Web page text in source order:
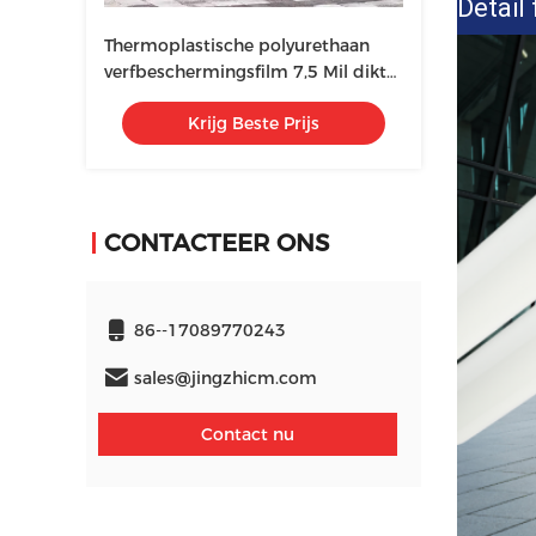
Thermoplastische polyurethaan
verfbeschermingsfilm 7,5 Mil dikte
gemakkelijk te installeren
Krijg Beste Prijs
CONTACTEER ONS
86--17089770243
sales@jingzhicm.com
Contact nu